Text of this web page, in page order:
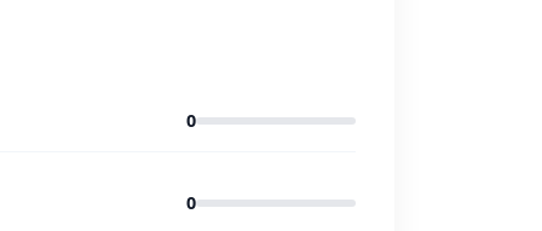
0
0